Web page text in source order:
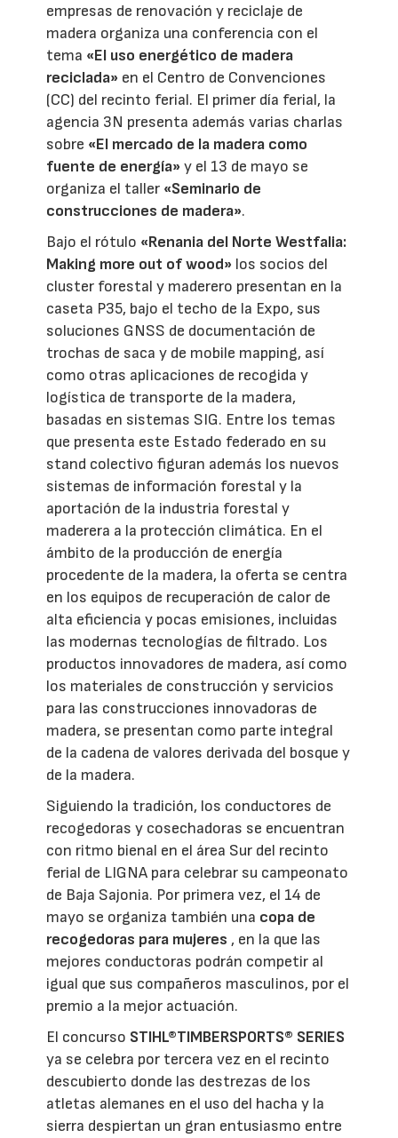
empresas de renovación y reciclaje de
madera organiza una conferencia con el
tema «El uso energético de madera
reciclada» en el Centro de Convenciones
(CC) del recinto ferial. El primer día ferial, la
agencia 3N presenta además varias charlas
sobre «El mercado de la madera como
fuente de energía»y el 13 de mayo se
organiza el taller «Seminario de
construcciones de madera».
Bajo el rótulo «Renania del Norte Westfalia:
Making more out of wood» los socios del
cluster forestal y maderero presentan en la
caseta P35, bajo el techo de la Expo, sus
soluciones GNSS de documentación de
trochas de saca y de mobile mapping, así
como otras aplicaciones de recogida y
logística de transporte de la madera,
basadas en sistemas SIG. Entre los temas
que presenta este Estado federado en su
stand colectivo figuran además los nuevos
sistemas de información forestal y la
aportación de la industria forestal y
maderera a la protección climática. En el
ámbito de la producción de energía
procedente de la madera, la oferta se centra
en los equipos de recuperación de calor de
alta eficiencia y pocas emisiones, incluidas
las modernas tecnologías de filtrado. Los
productos innovadores de madera, así como
los materiales de construcción y servicios
para las construcciones innovadoras de
madera, se presentan como parte integral
de la cadena de valores derivada del bosque y
de la madera.
Siguiendo la tradición, los conductores de
recogedoras y cosechadoras se encuentran
con ritmo bienal en el área Sur del recinto
ferial de LIGNA para celebrar su campeonato
de Baja Sajonia. Por primera vez, el 14 de
mayo se organiza también una copa de
recogedoras para mujeres, en la que las
mejores conductoras podrán competir al
igual que sus compañeros masculinos, por el
premio a la mejor actuación.
El concurso STIHL®TIMBERSPORTS® SERIES
ya se celebra por tercera vez en el recinto
descubierto donde las destrezas de los
atletas alemanes en el uso del hacha y la
sierra despiertan un gran entusiasmo entre